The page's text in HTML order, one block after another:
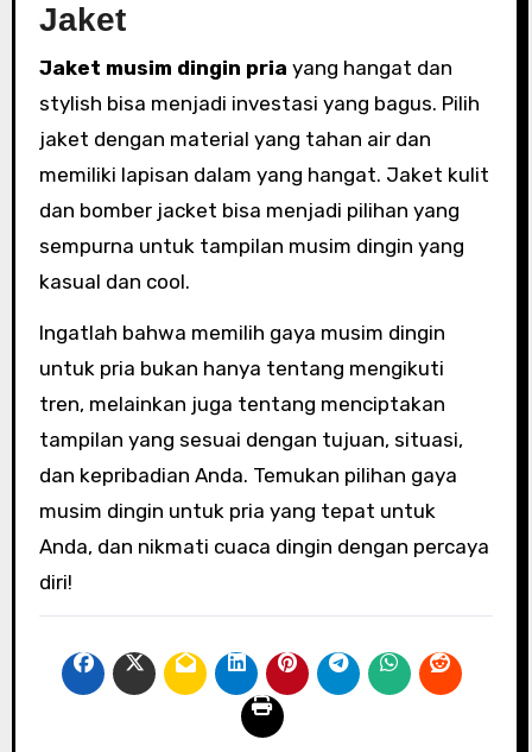
Jaket
Jaket musim dingin pria yang hangat dan
stylish bisa menjadi investasi yang bagus. Pilih
jaket dengan material yang tahan air dan
memiliki lapisan dalam yang hangat. Jaket kulit
dan bomber jacket bisa menjadi pilihan yang
sempurna untuk tampilan musim dingin yang
kasual dan cool.
Ingatlah bahwa memilih gaya musim dingin
untuk pria bukan hanya tentang mengikuti
tren, melainkan juga tentang menciptakan
tampilan yang sesuai dengan tujuan, situasi,
dan kepribadian Anda. Temukan pilihan gaya
musim dingin untuk pria yang tepat untuk
Anda, dan nikmati cuaca dingin dengan percaya
diri!